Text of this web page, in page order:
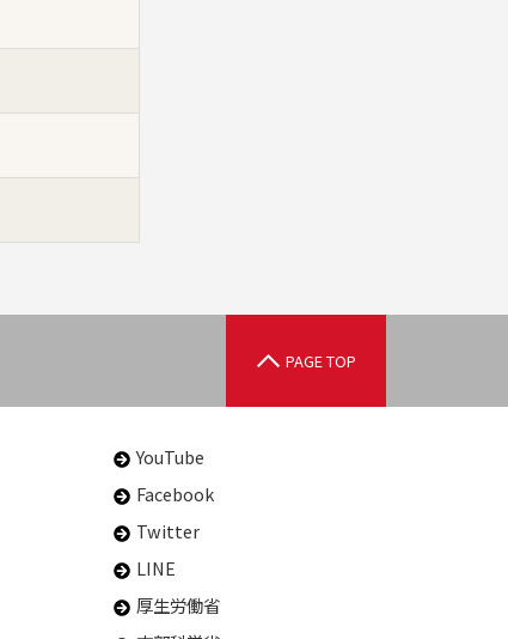
PAGE TOP
YouTube
Facebook
Twitter
LINE
厚生労働省